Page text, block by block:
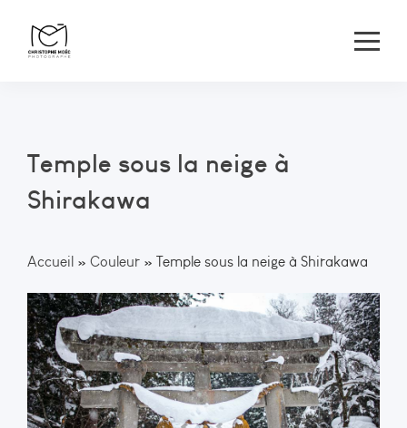
Temple sous la neige à
Shirakawa
Accueil » Couleur » Temple sous la neige à Shirakawa